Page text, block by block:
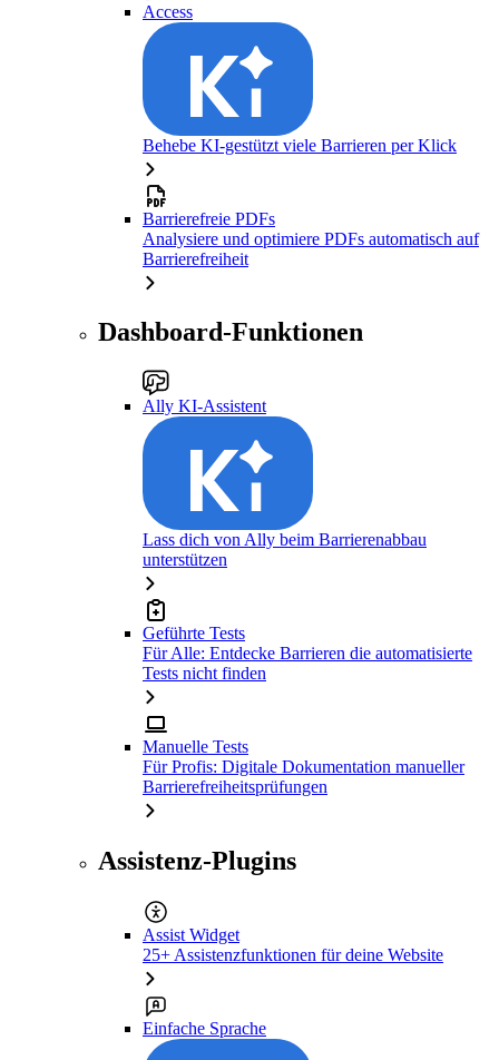
Access
Behebe KI-gestützt viele Barrieren per Klick
Barrierefreie PDFs
Analysiere und optimiere PDFs automatisch auf
Barrierefreiheit
Dashboard-Funktionen
Ally KI-Assistent
Lass dich von Ally beim Barrierenabbau
unterstützen
Geführte Tests
Für Alle: Entdecke Barrieren die automatisierte
Tests nicht finden
Manuelle Tests
Für Profis: Digitale Dokumentation manueller
Barrierefreiheitsprüfungen
Assistenz-Plugins
Assist Widget
25+ Assistenzfunktionen für deine Website
Einfache Sprache